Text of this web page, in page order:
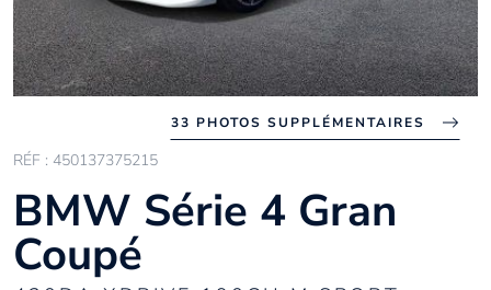
33 PHOTOS SUPPLÉMENTAIRES
RÉF : 450137375215
BMW Série 4 Gran
Coupé